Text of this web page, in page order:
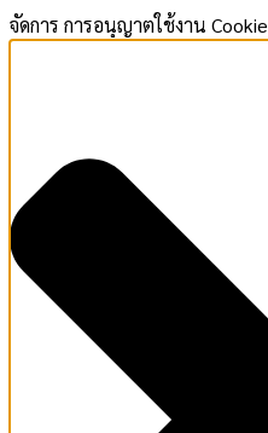
จัดการ การอนุญาตใช้งาน